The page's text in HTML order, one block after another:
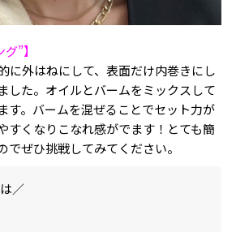
”】
に外はねにして、表面だけ内巻きにし
した。オイルとバームをミックスして
す。バームを混ぜることでセット力が
すくなりこなれ感がでます！とても簡
でぜひ挑戦してみてください。
／